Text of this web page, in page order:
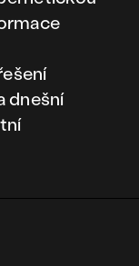
dnešní